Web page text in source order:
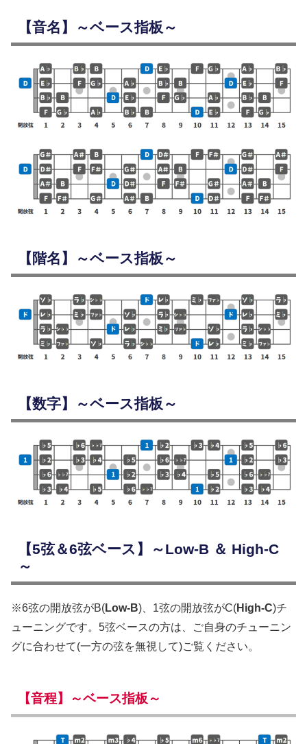
【音名】～ベース指板～
【階名】～ベース指板～
【数字】～ベース指板～
【5弦＆6弦ベース】～Low-B ＆ High-C
～
※6弦の開放弦がB(Low-B)、1弦の開放弦がC(High-C)チ
ューニングです。5弦ベースの方は、ご自身のチューニン
グに合わせて(一方の弦を無視して)ご覧ください。
【音程】～ベース指板～